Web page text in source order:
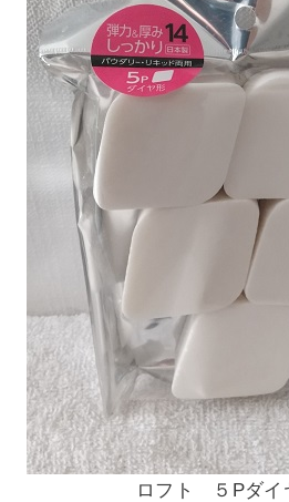
ロフト ５Pダイ